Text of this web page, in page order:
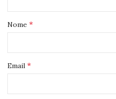
Nome *
Email *